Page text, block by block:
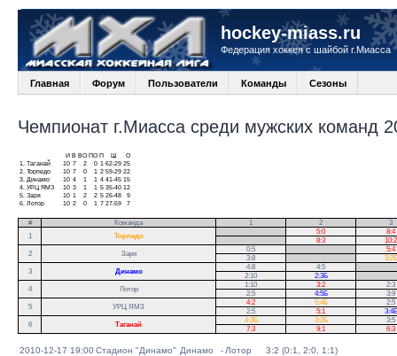
hockey-miass.ru
Федерация хоккея с шайбой г.Миасса
Главная Форум Пользователи Команды Сезоны
Чемпионат г.Миасса среди мужских команд
И В ВО ПО П
О
1.
Таганай 10 7 2 0 1 62-29 25
2. Торпедо 10 7 0 1 2 59-29 22
3.
Динамо 10 4 1 1 4 41-45 15
4. УРЦ ЯМЗ 10 3 1 1 5 35-40 12
5. Заря 10 1 2 2 5 26-48
9
6. Лотор 10 2 0 1 7 27-59 7
# Команда 1 2
3
1
Торпедо
5:0
8:4
8:3
10:2
2
Заря
0:5
5:4
3:8
3:2Б
3
Динамо
4:8 4:5
2:10
2:3Б
4
Лотор
1:10 3:2
2:3
2:5
4:5Б
3:9
5
УРЦ ЯМЗ
4:2 5:4Б
2:5
2:5
5:1
3:4Б
6
Таганай
4:3Б 3:2Б
3:5
7:3
9:1 6:3
2010-12-17 19:00Стадион "Динамо" Динамо - Лотор
3:2 (0:1, 2:0, 1:1)